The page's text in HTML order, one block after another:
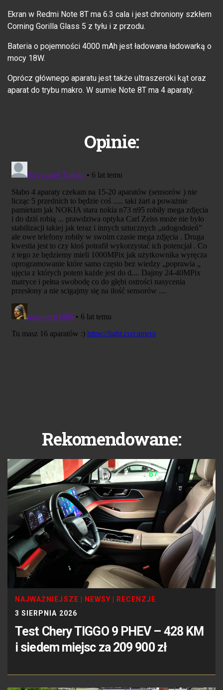
Ekran w Redmi Note 8T ma 6.3 cala i jest chroniony szkłem
Corning Gorilla Glass 5 z tyłu i z przodu.
Bateria o pojemności 4000 mAh jest ładowana ładowarką o
mocy 18W.
Oprócz głównego aparatu jest także ultraszeroki kąt oraz
aparat do trybu makro. W sumie Note 8T ma 4 aparaty.
Opinie:
Rekomendowane:
NAJWAŻNIEJSZE NEWSY
RECENZJE
3 SIERPNIA 2026
Test Chery TIGGO 9 PHEV – 428 KM
i siedem miejsc za 209 900 zł